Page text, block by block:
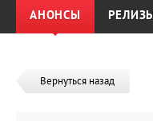
АНОНСЫ РЕЛИЗЫ
Вернуться назад